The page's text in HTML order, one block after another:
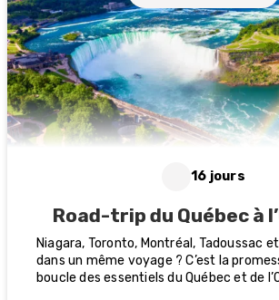
16 jours
Road-trip du Québec à
Niagara, Toronto, Montréal, Tadoussac
dans un même voyage ? C’est la
boucle des essentiels du Québec et de